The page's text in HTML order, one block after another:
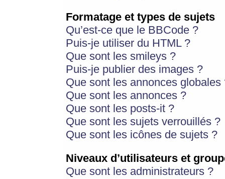
Formatage et types de sujets
Qu’est-ce que le BBCode ?
Puis-je utiliser du HTML ?
Que sont les smileys ?
Puis-je publier des images ?
Que sont les annonces globales
Que sont les annonces ?
Que sont les posts-it ?
Que sont les sujets verrouillés ?
Que sont les icônes de sujets ?
Niveaux d’utilisateurs et
Que sont les administrateurs ?